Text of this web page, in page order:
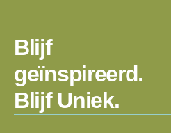
Blijf
geïnspireerd.
Blijf Uniek.